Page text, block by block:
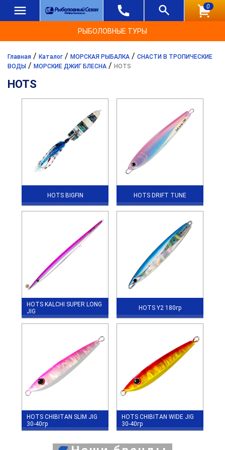
0
РЫБОЛОВНЫЕ ТУРЫ
Главная / Каталог / МОРСКАЯ РЫБАЛКА / СНАСТИ В ТРОПИЧЕСКИЕ
ВОДЫ / МОРСКИЕ ДЖИГ БЛЕСНА / HOTS
HOTS
HOTS BIGFIN HOTS DRIFT TUNE
HOTS KALCHI SUPER LONG
JIG
HOTS Y2 180гр
HOTS CHIBITAN SLIM JIG
30-40гр
HOTS CHIBITAN WIDE JIG
30-40гр